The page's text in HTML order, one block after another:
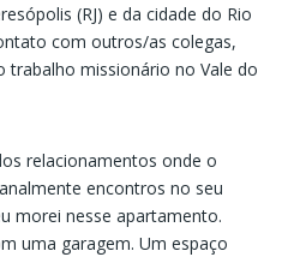
(RJ) e da cidade do Rio
com outros/as colegas,
missionário no Vale do
relacionamentos onde o
encontros no seu
morei nesse apartamento.
uma garagem. Um espaço